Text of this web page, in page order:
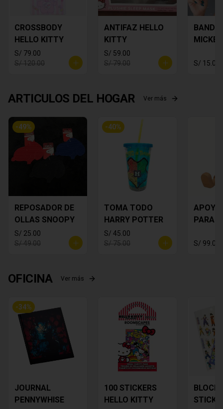
CROSSBODY
HELLO KITTY
S/ 79.00
S/ 120.00
ANTIFAZ HELLO
KITTY
S/ 59.00
S/ 79.00
MICKEY
S/ 15.00
ARTICULOS DEL HOGAR Ver más
-49%
REPOSADOR DE
OLLAS SNOOPY
S/ 25.00
S/ 49.00
-40%
TOMA TODO
HARRY POTTER
S/ 45.00
S/ 75.00
PARA
S/ 99.00
OFICINA Ver más
-34%
JOURNAL
PENNYWHISE
100 STICKERS
HELLO KITTY
BLOCK